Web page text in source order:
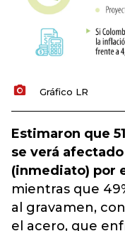
Gráfico LR
Estimaron que
se verá
(inmediato) por
mientras que
al gravamen,
el acero, que